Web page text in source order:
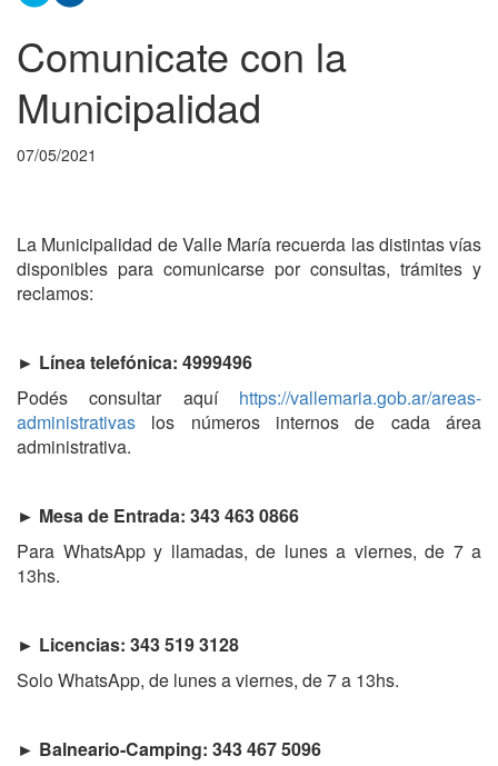
Comunicate con la
Municipalidad
07/05/2021
La Municipalidad de Valle María recuerda las distintas vías
disponibles para comunicarse por consultas, trámites y
reclamos:
► Línea telefónica: 4999496
Podés consultar aquí https://vallemaria.gob.ar/areas-
administrativas los números internos de cada área
administrativa.
► Mesa de Entrada: 343 463 0866
Para WhatsApp y llamadas, de lunes a viernes, de 7 a
13hs.
► Licencias: 343 519 3128
Solo WhatsApp, de lunes a viernes, de 7 a 13hs.
► Balneario-Camping: 343 467 5096